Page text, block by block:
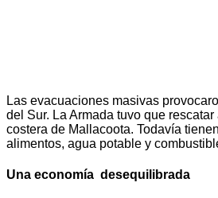
Las evacuaciones masivas
del Sur. La Armada tuvo que
costera de Mallacoota. Todavía
alimentos, agua potable y
Una economía desequilibrada